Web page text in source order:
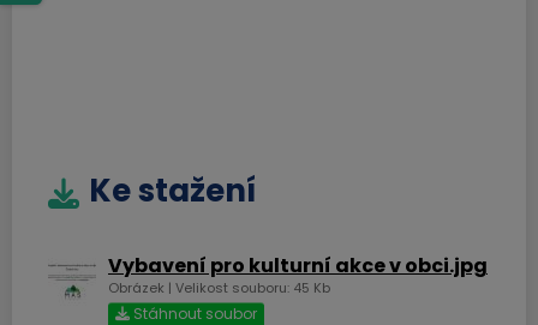
Ke stažení
Vybavení pro kulturní akce v obci.jpg
Obrázek | Velikost souboru: 45 Kb
Stáhnout soubor